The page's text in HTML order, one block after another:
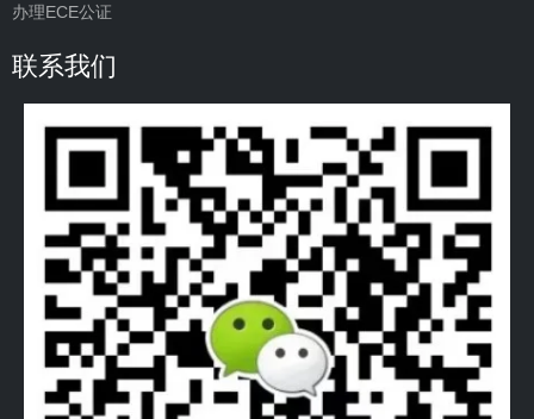
办理ECE公证
联系我们